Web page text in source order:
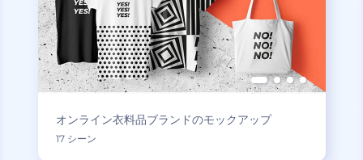
オンライン衣料品ブランドのモックアップ
17 シーン